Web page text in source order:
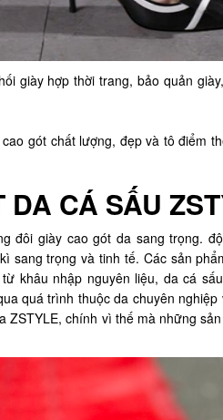
giày hợp thời trang, bảo quản
gót chất lượng, đẹp và tô điểm
DA CÁ SẤU
đôi giày cao gót da sang trọng.
sang trọng và tinh tế. Các sản
khâu nhập nguyên liệu, da cá
quá trình thuộc da chuyên
chính vì thế mà những